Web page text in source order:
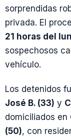
sorprendidas
privada. El
21 horas del
sospechosos
vehículo.
Los detenidos
José B. (33) y
domiciliados en
(50), con